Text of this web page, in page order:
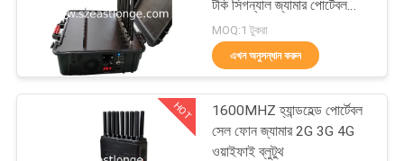
যোগাযোগ
করুন
ড্রোন ইউএভি জ্যামার
টকি সিগন্যাল জ্যামার পোর্টেবল
60W উচ্চ শক্তি
MOQ:1 টুকরা
এখন অনুসন্ধান করুন
HOT
1600MHZ হ্যান্ডহেল্ড পোর্টেবল
সেল ফোন জ্যামার 2G 3G 4G
ওয়াইফাই ব্লুটুথ